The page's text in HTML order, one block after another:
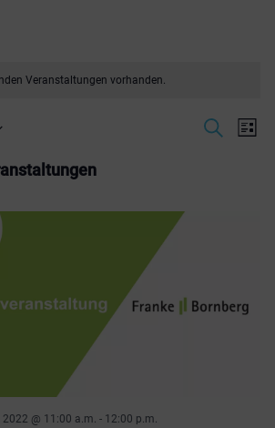
Veranstaltungen vorhanden.
Suche
Liste
2022 @ 11:00 a.m. - 12:00 p.m.